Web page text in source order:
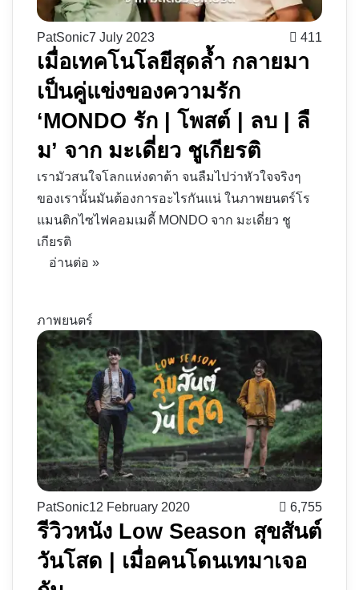
PatSonic7 July 2023 411
เมื่อเทคโนโลยีสุดล้ำ กลายมา
เป็นคู่แข่งของความรัก
‘MONDO รัก | โพสต์ | ลบ | ลื
ม’ จาก มะเดี่ยว ชูเกียรติ
เรามัวสนใจโลกแห่งดาต้า จนลืมไปว่าหัวใจจริงๆ
ของเรานั้นมันต้องการอะไรกันแน่ ในภาพยนตร์โร
แมนติกไซไฟคอมเมดี้ MONDO จาก มะเดี่ยว ชู
เกียรติ
อ่านต่อ »
ภาพยนตร์
PatSonic12 February 2020 6,755
รีวิวหนัง Low Season สุขสันต์
วันโสด | เมื่อคนโดนเทมาเจอ